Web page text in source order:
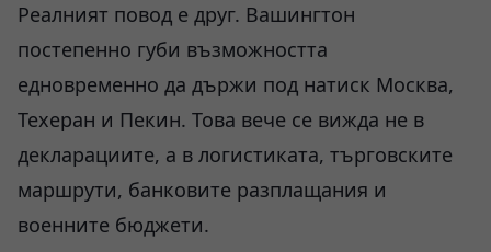
Реалният повод е друг. Вашингтон
постепенно губи възможността
едновременно да държи под натиск Москва,
Техеран и Пекин. Това вече се вижда не в
декларациите, а в логистиката, търговските
маршрути, банковите разплащания и
военните бюджети.